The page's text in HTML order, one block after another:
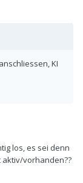
KI
los, es sei denn
aktiv/vorhanden??